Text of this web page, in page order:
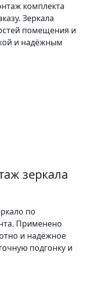
комплекта
Зеркала
помещения и
и надёжным
зеркала
по
Применено
и надёжное
подгонку и